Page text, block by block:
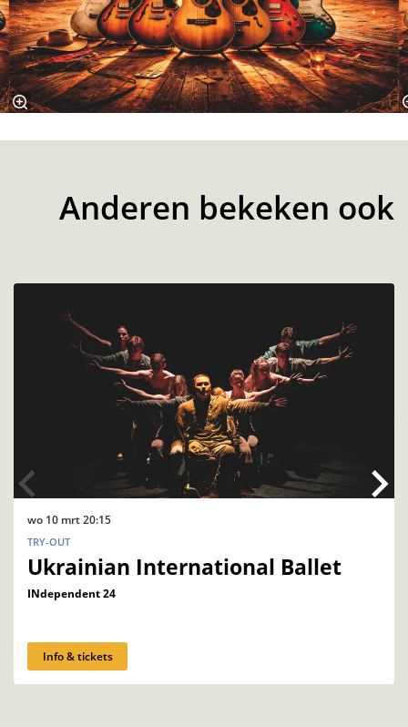
Anderen bekeken ook
Ukrainian International Ballet
INdependent 24
TRY-OUT
wo 10 mrt20:15
Info & tickets